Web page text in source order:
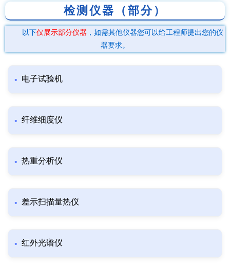
检测仪器（部分）
以下仅展示部分仪器 ，如需其他仪器您可以给工程师提出您的仪
器要求。
电子试验机
纤维细度仪
热重分析仪
差示扫描量热仪
红外光谱仪